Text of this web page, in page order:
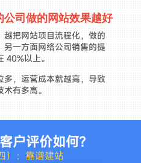
公司做的网站效果越好
越把网站项目流程化，做的
另一方面网络公司销售的提
40%以上。
多，运营成本就越高，导致
有多高。
户评价如何？
）：靠谱建站